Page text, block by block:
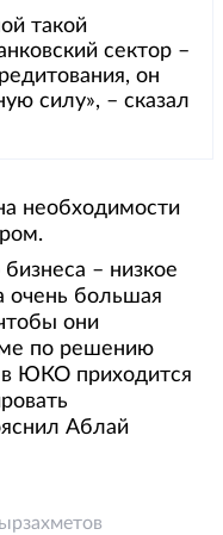
такой
сектор –
он
силу», – сказал
необходимости
– низкое
очень большая
они
по решению
в ЮКО приходится
Аблай